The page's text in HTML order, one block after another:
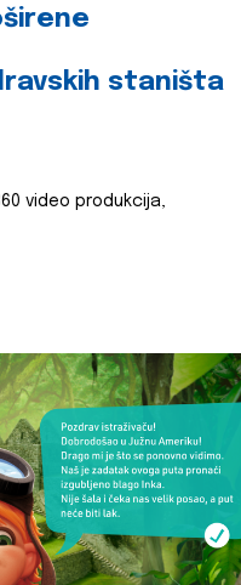
staništa
video produkcija,